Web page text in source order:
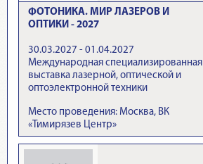
ФОТОНИКА. МИР ЛАЗЕРОВ И
ОПТИКИ - 2027
30.03.2027 - 01.04.2027
Международная специализированная
выставка лазерной, оптической и
оптоэлектронной техники
Место проведения: Москва, ВК
«Тимирязев Центр»